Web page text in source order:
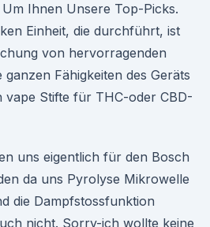
Ihnen Unsere Top-Picks.
Einheit, die durchführt, ist
von hervorragenden
Fähigkeiten des Geräts
vape Stifte für THC-oder CBD-
uns eigentlich für den Bosch
da uns Pyrolyse Mikrowelle
die Dampfstossfunktion
nicht. Sorry-ich wollte keine